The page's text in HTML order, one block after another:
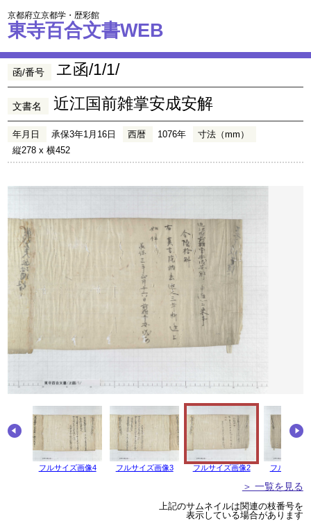
京都府立京都学・歴彩館
東寺百合文書WEB
函/番号 ヱ函/1/1/
文書名 近江国前雑掌安成安解
年月日 承保3年1月16日 西暦 1076年
寸法（mm）
縦278 x 横452
フルサイズ画像4 フルサイズ画像3 フルサイズ画像2 フルサイズ
＞ 一覧を見る
上記のサムネイルは関連の枝番号を
表示している場合があります